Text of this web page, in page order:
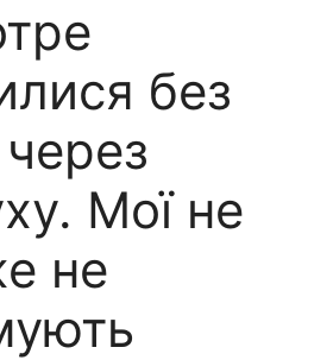
без
Мої не
не